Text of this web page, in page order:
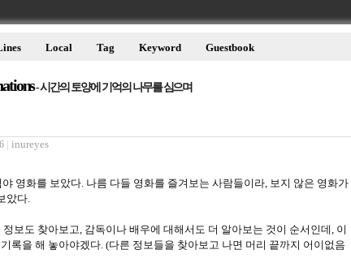
- 시간의 토양에 기억의 나무를 심으며
Local Tag Keyword Guestbook
inureyes
영화를 보았다. 나름 다들 영화를 즐겨보는 사람들이라, 보지 않은 영화가
았다.
보도 찾아보고, 감독이나 배우에 대해서도 더 알아보는 것이 순서인데, 이
록을 해 놓아야겠다. (다른 정보들을 찾아보고 나면 머리 끝까지 어이없음